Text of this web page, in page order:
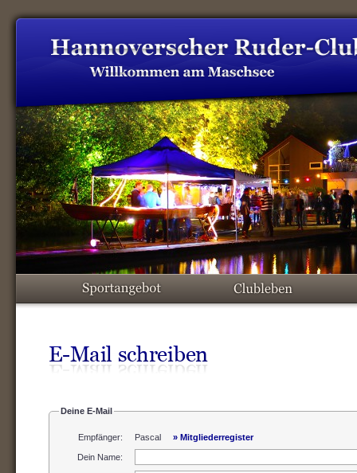
Deine E-Mail
Empfänger: Pascal » Mitgliederregister
Dein Name: